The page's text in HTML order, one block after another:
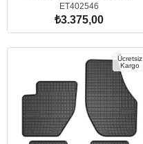
ET402546
₺3.375,00
SEPETE EKLE
Ücretsiz
Kargo